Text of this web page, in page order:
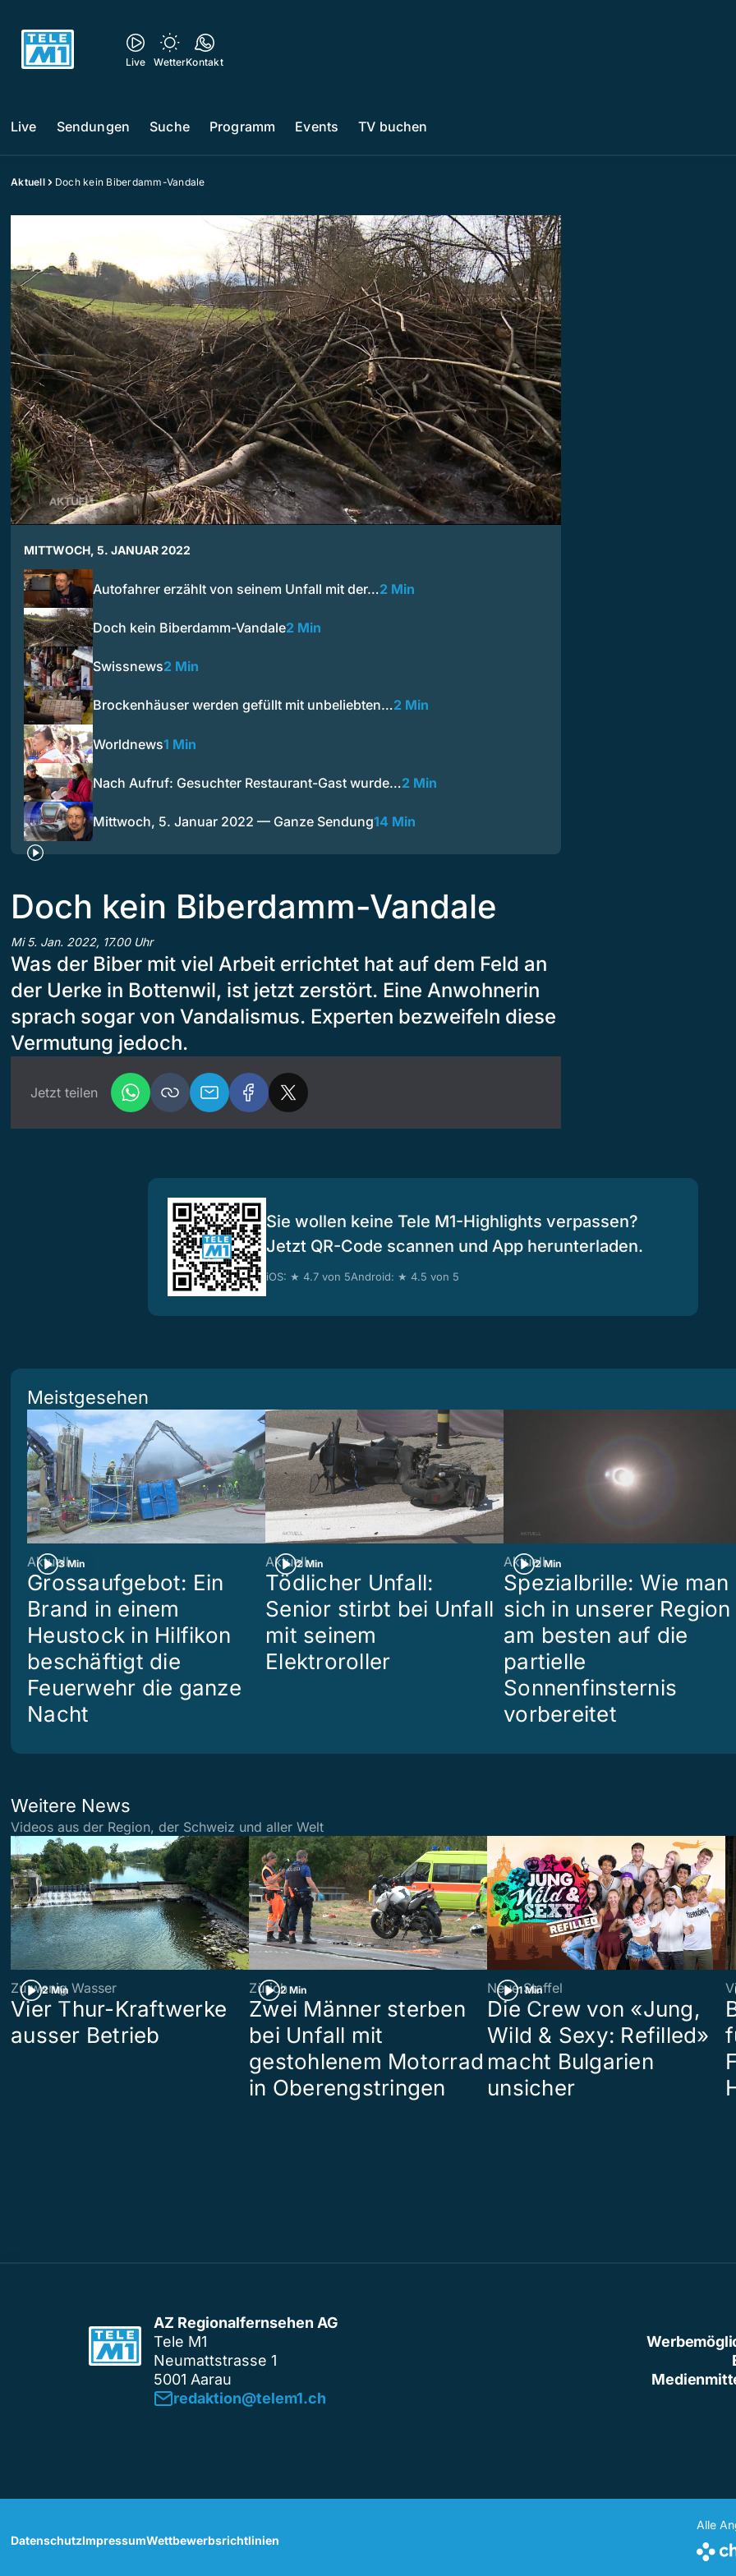
Live WetterKontakt
Live Sendungen Suche Programm Events TV buchen
Aktuell Doch kein Biberdamm-Vandale
MITTWOCH, 5. JANUAR 2022
Autofahrer erzählt von seinem Unfall mit der…2 Min
Doch kein Biberdamm-Vandale2 Min
Swissnews2 Min
Brockenhäuser werden gefüllt mit unbeliebten…2 Min
Worldnews1 Min
Nach Aufruf: Gesuchter Restaurant-Gast wurde…2 Min
Mittwoch, 5. Januar 2022 — Ganze Sendung14 Min
Doch kein Biberdamm-Vandale
Mi 5. Jan. 2022, 17.00 Uhr
Was der Biber mit viel Arbeit errichtet hat auf dem Feld an
der Uerke in Bottenwil, ist jetzt zerstört. Eine Anwohnerin
sprach sogar von Vandalismus. Experten bezweifeln diese
Vermutung jedoch.
Jetzt teilen
Sie wollen keine Tele M1-Highlights verpassen?
Jetzt QR-Code scannen und App herunterladen.
iOS: ★ 4.7 von 5Android: ★ 4.5 von 5
Meistgesehen
3 Min
Aktuell
Grossaufgebot: Ein
Brand in einem
Heustock in Hilfikon
beschäftigt die
Feuerwehr die ganze
Nacht
2 Min
Aktuell
Tödlicher Unfall:
Senior stirbt bei Unfall
mit seinem
Elektroroller
2 Min
Aktuell
Spezialbrille: Wie man
sich in unserer Region
am besten auf die
partielle
Sonnenfinsternis
vorbereitet
Weitere News
Videos aus der Region, der Schweiz und aller Welt
2 Min
Zu wenig Wasser
Vier Thur-Kraftwerke
ausser Betrieb
2 Min
Zürich
Zwei Männer sterben
bei Unfall mit
gestohlenem Motorrad
in Oberengstringen
1 Min
Neue Staffel
Die Crew von «Jung,
Wild & Sexy: Refilled»
macht Bulgarien
unsicher
AZ Regionalfernsehen AG
Tele M1
Neumattstrasse 1
5001 Aarau
redaktion@telem1.ch
DatenschutzImpressumWettbewerbsrichtlinien
Alle